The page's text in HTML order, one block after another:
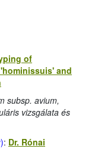
of
and
subsp. avium,
vizsgálata és
: Dr. Rónai